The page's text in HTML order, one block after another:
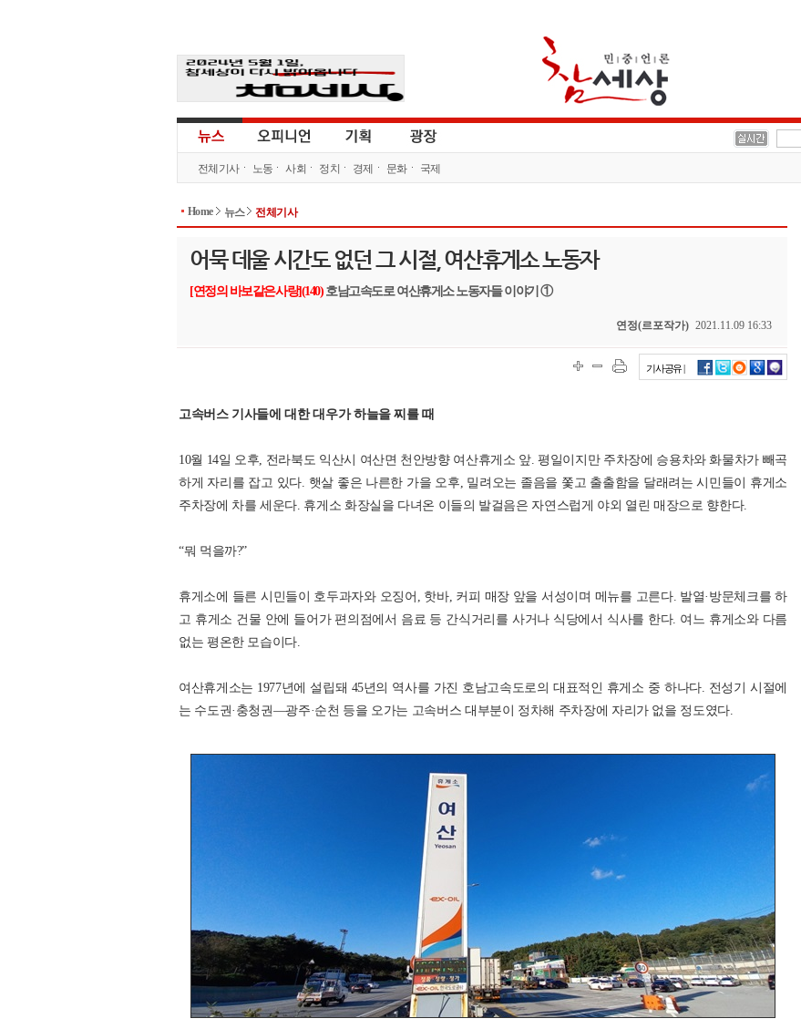
전체기사 노동 사회 정치 경제 문화 국제
Home 뉴스 전체기사
어묵 데울 시간도 없던 그 시절, 여산휴게소 노동자
[연정의 바보같은사랑](140)호남고속도로 여산휴게소 노동자들 이야기 ①
연정(르포작가) 2021.11.09 16:33
기사공유 |
고속버스 기사들에 대한 대우가 하늘을 찌를 때
10월 14일 오후, 전라북도 익산시 여산면 천안방향 여산휴게소 앞. 평일이지만 주차장에 승용차와 화물차가 빼곡
하게 자리를 잡고 있다. 햇살 좋은 나른한 가을 오후, 밀려오는 졸음을 쫓고 출출함을 달래려는 시민들이 휴게소
주차장에 차를 세운다. 휴게소 화장실을 다녀온 이들의 발걸음은 자연스럽게 야외 열린 매장으로 향한다.
“뭐 먹을까?”
휴게소에 들른 시민들이 호두과자와 오징어, 핫바, 커피 매장 앞을 서성이며 메뉴를 고른다. 발열·방문체크를 하
고 휴게소 건물 안에 들어가 편의점에서 음료 등 간식거리를 사거나 식당에서 식사를 한다. 여느 휴게소와 다름
없는 평온한 모습이다.
여산휴게소는 1977년에 설립돼 45년의 역사를 가진 호남고속도로의 대표적인 휴게소 중 하나다. 전성기 시절에
는 수도권·충청권―광주·순천 등을 오가는 고속버스 대부분이 정차해 주차장에 자리가 없을 정도였다.